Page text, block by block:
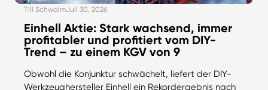
Till SchwalmJuli 30, 2026
Einhell Aktie: Stark wachsend, immer
profitabler und profitiert vom DIY-
Trend – zu einem KGV von 9
Obwohl die Konjunktur schwächelt, liefert der DIY-
Werkzeughersteller Einhell ein Rekordergebnis nach